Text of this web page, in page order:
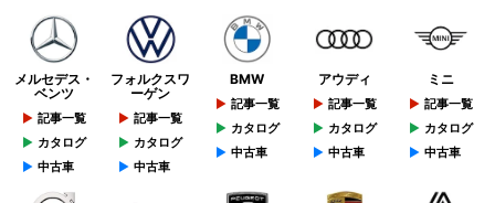
メルセデス・
ベンツ
記事一覧
カタログ
中古車
フォルクスワ
ーゲン
記事一覧
カタログ
中古車
BMW
記事一覧
カタログ
中古車
アウディ
記事一覧
カタログ
中古車
ミニ
記事一覧
カタログ
中古車